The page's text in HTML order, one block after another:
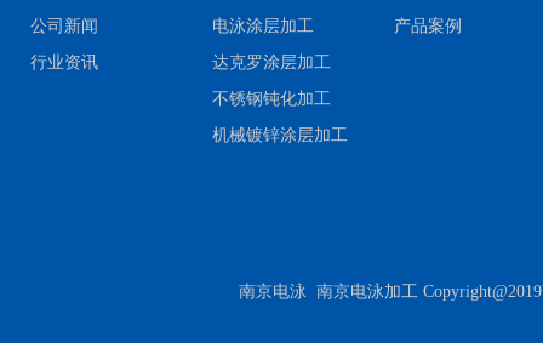
公司新闻
行业资讯
电泳涂层加工
达克罗涂层加工
不锈钢钝化加工
机械镀锌涂层加工
产品案例
南京电泳 南京电泳加工